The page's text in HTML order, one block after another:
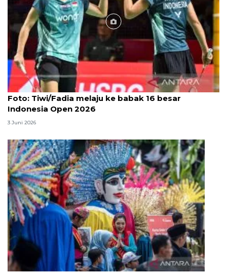
Foto
Foto: Tiwi/Fadia melaju ke babak 16 besar
Indonesia Open 2026
3 Juni 2026
Lebaran Betawi, harmoni tradisi dan kota global